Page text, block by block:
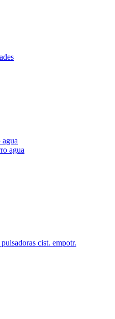
agua
agua
cist. empotr.